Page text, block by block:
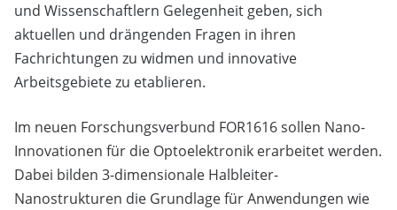
und Wissenschaftlern Gelegenheit geben, sich
aktuellen und drängenden Fragen in ihren
Fachrichtungen zu widmen und innovative
Arbeitsgebiete zu etablieren.
Im neuen Forschungsverbund FOR1616 sollen Nano-
Innovationen für die Optoelektronik erarbeitet werden.
Dabei bilden 3-dimensionale Halbleiter-
Nanostrukturen die Grundlage für Anwendungen wie